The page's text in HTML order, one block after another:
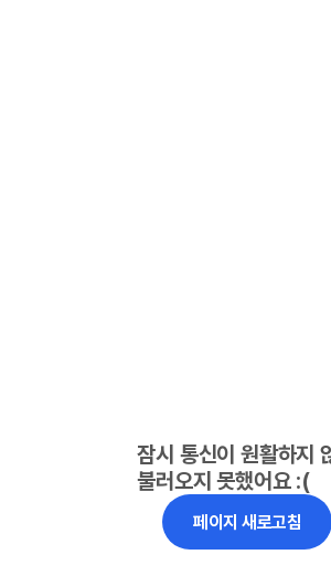
잠시 통신이 원활하지
불러오지 못했어요 :(
페이지 새로고침